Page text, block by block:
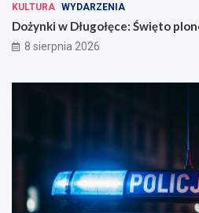
KULTURA WYDARZENIA
Dożynki w Długołęce: Święto
8 sierpnia 2026